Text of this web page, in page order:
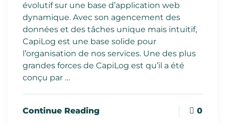
évolutif sur une base d’application web
dynamique. Avec son agencement des
données et des tâches unique mais intuitif,
CapiLog est une base solide pour
l’organisation de nos services. Une des plus
grandes forces de CapiLog est qu’il a été
conçu par …
Continue Reading 0